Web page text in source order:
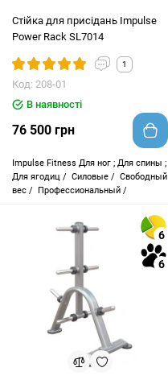
Стійка для присідань Impulse
Power Rack SL7014
1
Код: 208-01
В наявності
76 500 грн
Impulse Fitness Для ног ; Для спины ;
Для ягодиц / Силовые / Свободный
вес /
Профессиональный /
6
6